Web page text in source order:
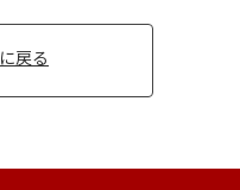
戻る